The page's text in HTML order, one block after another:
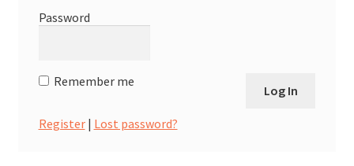
Password
Remember me
Register | Lost password?